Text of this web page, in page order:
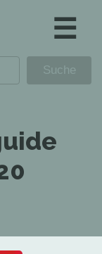
☰